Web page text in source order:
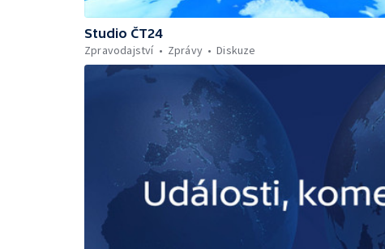
Studio ČT24
Zpravodajství
Zprávy Diskuze